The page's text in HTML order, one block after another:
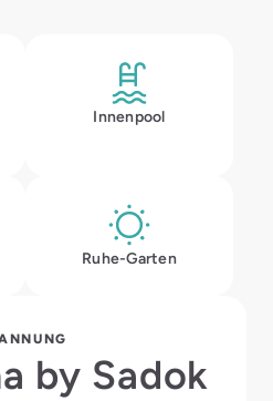
Innenpool
Ruhe-Garten
by Sadok